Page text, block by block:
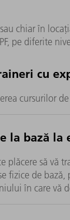
chiar în
pe diferite
cu
cursurilor
la bază la
plăcere să vă
fizice de
în care vă